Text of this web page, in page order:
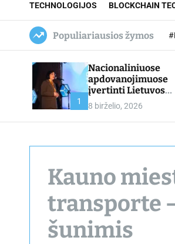
TECHNOLOGIJOS BLOCKCHAIN
Populiariausios žymos
1
Nacionaliniuose
apdovanojimuose
įvertinti Lietuvos
profesinio mokymo
lyderiai
8 birželio, 2026
Kauno
transporte
šunimis